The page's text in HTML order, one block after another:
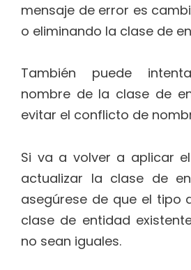
mensaje de error es
o eliminando la clase de
También puede
nombre de la clase de
evitar el conflicto de
Si va a volver a aplicar
actualizar la clase de
asegúrese de que el tipo
clase de entidad
no sean iguales.